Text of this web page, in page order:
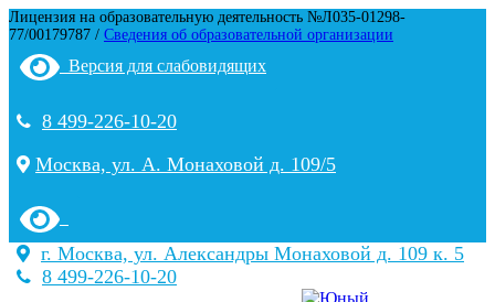
Лицензия на образовательную деятельность №Л035-01298-
77/00179787 / Сведения об образовательной организации
Версия для слабовидящих
8 499-226-10-20
Москва, ул. А. Монаховой д. 109/5
г. Москва, ул. Александры Монаховой д. 109 к. 5
8 499-226-10-20